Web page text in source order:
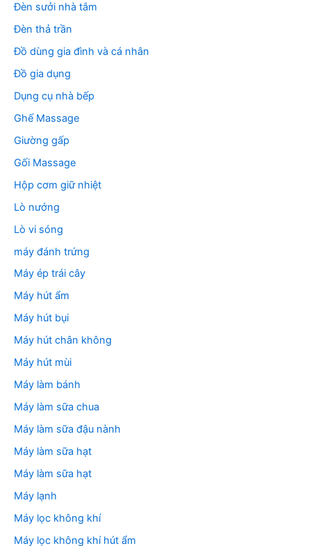
Đèn sưởi nhà tắm
Đèn thả trần
Đồ dùng gia đình và cá nhân
Đồ gia dụng
Dụng cụ nhà bếp
Ghế Massage
Giường gấp
Gối Massage
Hộp cơm giữ nhiệt
Lò nướng
Lò vi sóng
máy đánh trứng
Máy ép trái cây
Máy hút ẩm
Máy hút bụi
Máy hút chân không
Máy hút mùi
Máy làm bánh
Máy làm sữa chua
Máy làm sữa đậu nành
Máy làm sữa hạt
Máy làm sữa hạt
Máy lạnh
Máy lọc không khí
Máy lọc không khí hút ẩm